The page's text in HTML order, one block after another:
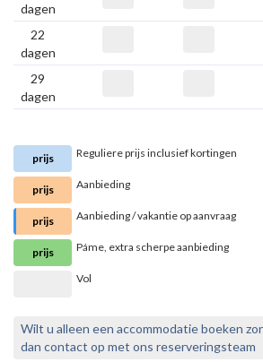
dagen
22
dagen
29
dagen
prijs Reguliere prijs inclusief kortingen
prijs Aanbieding
prijs Aanbieding / vakantie op aanvraag
prijs Páme, extra scherpe aanbieding
Vol
Wilt u alleen een accommodatie boeken
dan contact op met ons reserveringsteam